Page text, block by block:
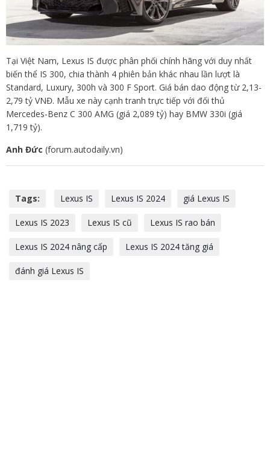
Tại Việt Nam, Lexus IS được phân phối chính hãng với duy nhất
biến thể IS 300, chia thành 4 phiên bản khác nhau lần lượt là
Standard, Luxury, 300h và 300 F Sport. Giá bán dao động từ 2,13-
2,79 tỷ VNĐ. Mẫu xe này cạnh tranh trực tiếp với đối thủ
Mercedes-Benz C 300 AMG (giá 2,089 tỷ) hay BMW 330i (giá
1,719 tỷ).
Anh Đức (forum.autodaily.vn)
Tags: Lexus IS Lexus IS 2024 giá Lexus IS
Lexus IS 2023 Lexus IS cũ Lexus IS rao bán
Lexus IS 2024 nâng cấp Lexus IS 2024 tăng giá
đánh giá Lexus IS